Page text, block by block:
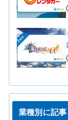
業種別に記